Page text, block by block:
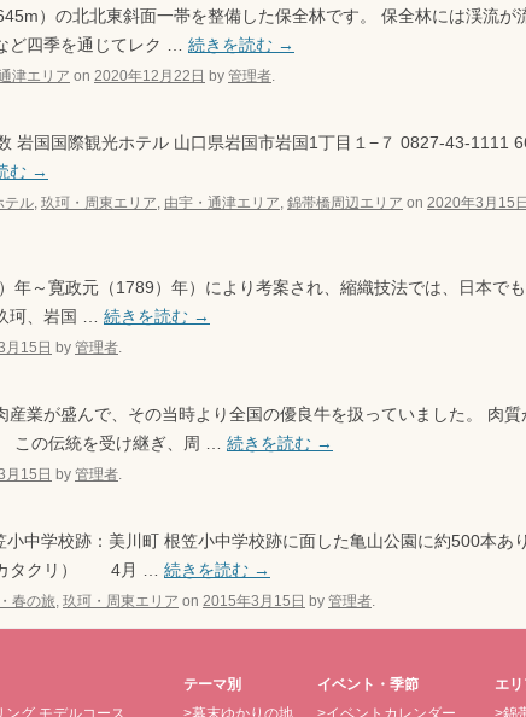
）の北北東斜面一帯を整備した保全林です。 保全林には渓流が
ど四季を通じてレク … 続きを読む →
津エリア on 2020年12月22日 by 管理者.
国国際観光ホテル 山口県岩国市岩国1丁目１−７ 0827-43-1111
む →
テル, 玖珂・周東エリア, 由宇・通津エリア, 錦帯橋周辺エリア on 2020年3月15日
～寛政元（1789）年）により考案され、縮織技法では、日本で
珂、岩国 … 続きを読む →
月15日 by 管理者.
業が盛んで、その当時より全国の優良牛を扱っていました。 肉質
この伝統を受け継ぎ、周 … 続きを読む →
月15日 by 管理者.
学校跡：美川町 根笠小中学校跡に面した亀山公園に約500本あ
カタクリ） 4月 … 続きを読む →
春の旅, 玖珂・周東エリア on 2015年3月15日 by 管理者.
ング モデルコース
テーマ別
>幕末ゆかりの地
イベント・季節
>イベントカレンダー
エリ
>錦